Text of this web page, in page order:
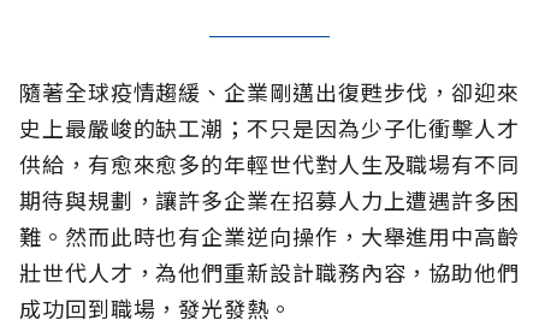
隨著全球疫情趨緩、企業剛邁出復甦步伐，卻迎來
史上最嚴峻的缺工潮；不只是因為少子化衝擊人才
供給，有愈來愈多的年輕世代對人生及職場有不同
期待與規劃，讓許多企業在招募人力上遭遇許多困
難。然而此時也有企業逆向操作，大舉進用中高齡
壯世代人才，為他們重新設計職務內容，協助他們
成功回到職場，發光發熱。